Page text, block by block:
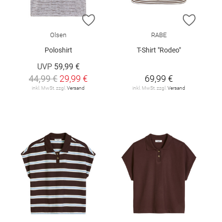
ZUR WUNSCHLISTE HINZUFÜGEN
Olsen
Poloshirt
UVP 59,99 €
44,99 € 29,99 €
inkl. MwSt. zzgl. Versand
ZUR
RABE
T-Shirt "Rodeo"
69,99 €
inkl. MwSt. zzgl. Versand